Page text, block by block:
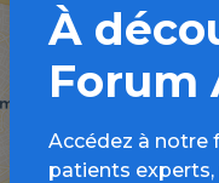
À
Forum
Accédez à notre
patients experts,